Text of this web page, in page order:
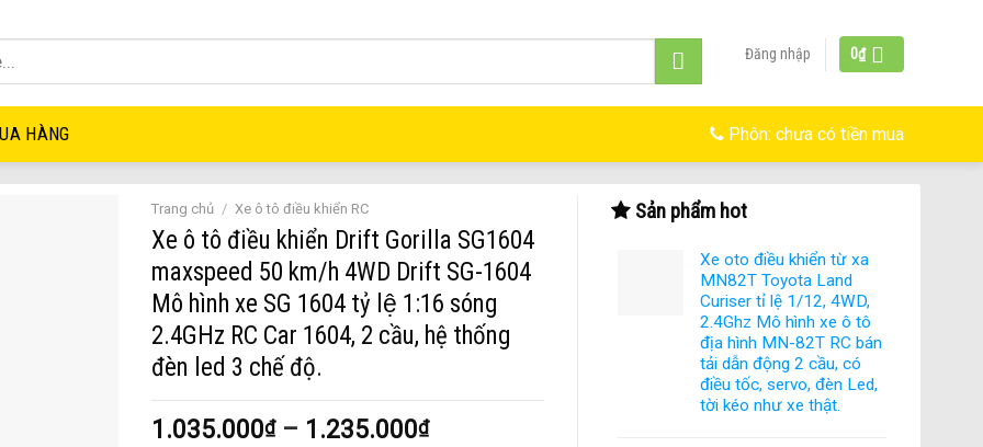
Đăng nhập 0₫
HÀNG Phôn: chưa có tiền mua
Trang chủ / Xe ô tô điều khiển RC
Xe ô tô điều khiển Drift Gorilla SG1604
maxspeed 50 km/h 4WD Drift SG-1604
Mô hình xe SG 1604 tỷ lệ 1:16 sóng
2.4GHz RC Car 1604, 2 cầu, hệ thống
đèn led 3 chế độ.
1.035.000₫– 1.235.000₫
Sản phẩm hot
Xe oto điều khiển từ xa
MN82T Toyota Land
Curiser tỉ lệ 1/12, 4WD,
2.4Ghz Mô hình xe ô tô
địa hình MN-82T RC bán
tải dẫn động 2 cầu, có
điều tốc, servo, đèn Led,
tời kéo như xe thật.